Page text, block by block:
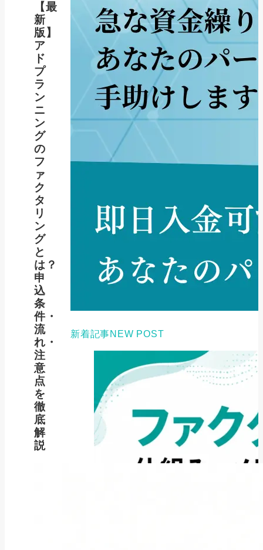
【最
新
版】
ア
ド
プ
ラ
ン
ニ
ン
グ
の
フ
ァ
ク
タ
リ
ン
グ
と
は？
申
込
条
件・
流
れ・
注
意
点
を
徹
底
解
説
新着記事NEW POST